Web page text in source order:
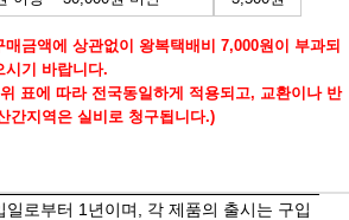
금액에 상관없이 왕복택배비 7,000원이 부과되
시기 바랍니다.
표에 따라 전국동일하게 적용되고, 교환이나 반
간지역은 실비로 청구됩니다.)
일로부터 1년이며, 각 제품의 출시는 구입